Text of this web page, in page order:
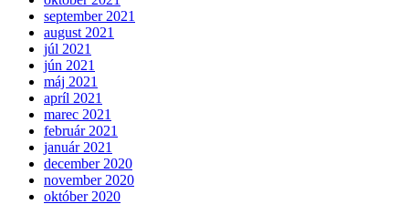
september 2021
august 2021
júl 2021
jún 2021
máj 2021
apríl 2021
marec 2021
február 2021
január 2021
december 2020
november 2020
október 2020